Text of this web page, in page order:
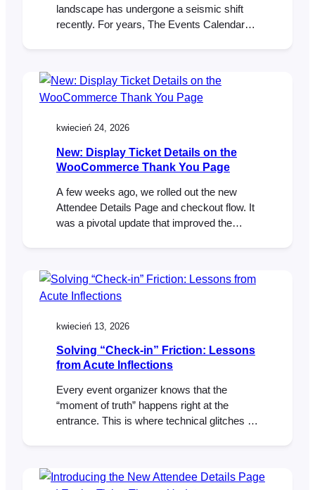
landscape has undergone a seismic shift
recently. For years, The Events Calendar
good kind. If you’ve been feeling the
“corporate chill” from your current plugin
kwiecień 24, 2026
New: Display Ticket Details on the
WooCommerce Thank You Page
A few weeks ago, we rolled out the new
Attendee Details Page and checkout flow. It
was a pivotal update that improved the
experiences. With those core pieces now in
place, we’ve turned our focus to popular
kwiecień 13, 2026
Solving “Check-in” Friction: Lessons
from Acute Inflections
Every event organizer knows that the
“moment of truth” happens right at the
entrance. This is where technical glitches or
R&B duo, the solution was moving tickets